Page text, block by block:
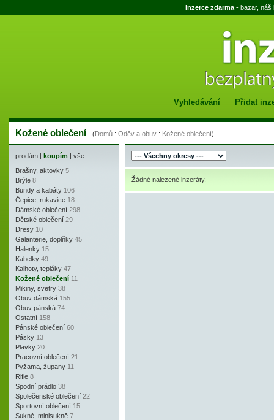
Inzerce zdarma - bazar, náš
Vyhledávání Přidat
Kožené oblečení (Domů : Oděv a obuv : Kožené oblečení)
prodám | koupím | vše
Brašny, aktovky 5
Brýle 8
Bundy a kabáty 106
Čepice, rukavice 18
Dámské oblečení 298
Dětské oblečení 29
Dresy 10
Galanterie, doplňky 45
Halenky 15
Kabelky 49
Kalhoty, tepláky 47
Kožené oblečení 11
Mikiny, svetry 38
Obuv dámská 155
Obuv pánská 74
Ostatní 158
Pánské oblečení 60
Pásky 13
Plavky 20
Pracovní oblečení 21
Pyžama, župany 11
Rifle 8
Spodní prádlo 38
Společenské oblečení 22
Sportovní oblečení 15
Sukně, minisukně 7
Žádné nalezené inzeráty.